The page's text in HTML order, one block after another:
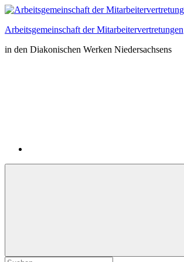
Zum
springen
Arbeitsgemeinschaft der Mitarbeitervertretungen
in den Diakonischen Werken Niedersachsens
Suchformular